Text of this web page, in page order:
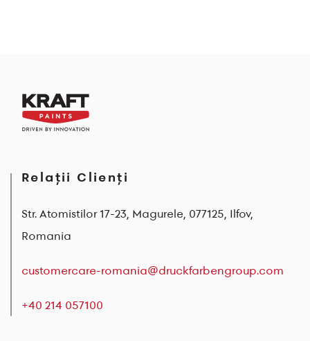
Relații Clienți
Str. Atomistilor 17-23, Magurele, 077125, Ilfov,
Romania
customercare-romania@druckfarbengroup.com
+40 214 057100